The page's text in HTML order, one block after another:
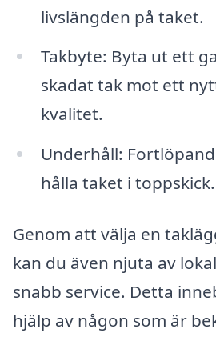
livslängden på taket.
Takbyte: Byta ut ett
skadat tak mot ett
kvalitet.
Underhåll:
hålla taket i toppskick.
Genom att välja en
kan du även njuta av
snabb service. Detta
hjälp av någon som är